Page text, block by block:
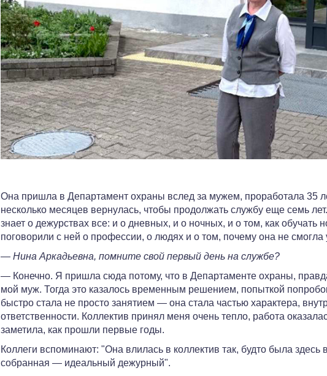
Она пришла в Департамент охраны вслед за мужем, проработала 35
несколько месяцев вернулась, чтобы продолжать службу еще семь
знает о дежурствах все: и о дневных, и о ночных, и о том, как
поговорили с ней о профессии, о людях и о том, почему она не смогла
— Нина Аркадьевна, помните свой первый день на службе?
— Конечно. Я пришла сюда потому, что в Департаменте охраны,
мой муж. Тогда это казалось временным решением, попыткой
быстро стала не просто занятием — она стала частью характера,
ответственности. Коллектив принял меня очень тепло, работа
заметила, как прошли первые годы.
Коллеги вспоминают: "Она влилась в коллектив так, будто была здесь
собранная — идеальный дежурный".